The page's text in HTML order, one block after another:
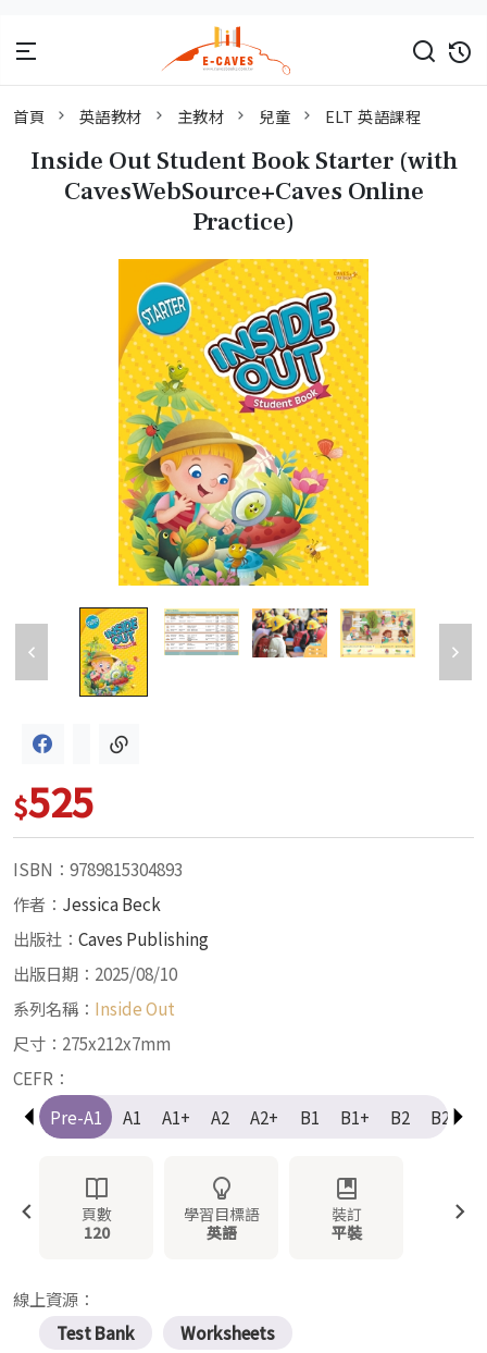
首頁 英語教材 主教材 兒童 ELT 英語課程
Inside Out Student Book Starter (with
CavesWebSource+Caves Online
Practice)
$525
ISBN：9789815304893
作者： Jessica Beck
出版社： Caves Publishing
出版日期：2025/08/10
系列名稱： Inside Out
尺寸：275x212x7mm
CEFR：
Pre-A1
A1 A1+ A2 A2+ B1 B1+ B2 B2+
頁數
120
學習目標語
英語
裝訂
平裝
線上資源：
Test Bank
Worksheets